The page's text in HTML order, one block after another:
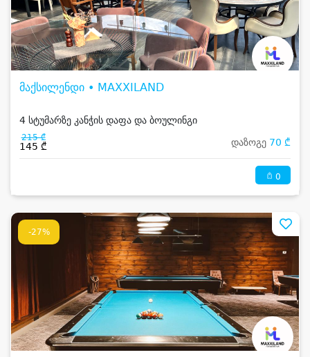
მაქსილენდი • MAXXILAND
4 სტუმარზე კანჭის დაფა და ბოულინგი
215 ₾
145 ₾ დაზოგე 70 ₾
0
-27%